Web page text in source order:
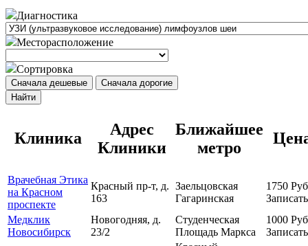
Диагностика
Месторасположение
Сортировка
Сначала дешевые
Сначала дорогие
Найти
Клиника
Адрес
Клиники
Ближайшее
метро
Врачебная Этика
на Красном
проспекте
Красный пр-т, д.
163
Заельцовская
Гагаринская
1750
Медклик
Новосибирск
Новогодняя, д.
23/2
Студенческая
Площадь Маркса
1000